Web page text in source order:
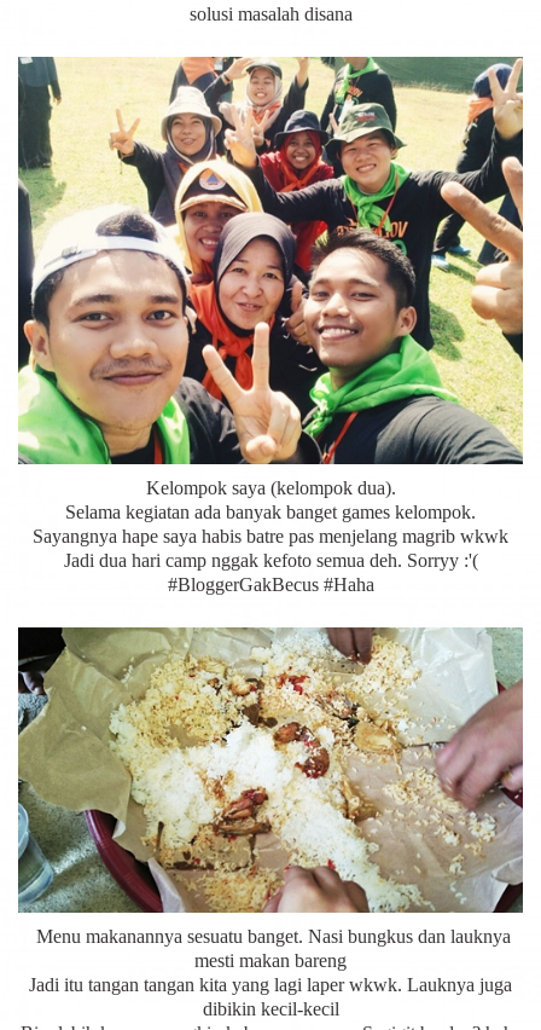
solusi masalah disana
Kelompok saya (kelompok dua).
Selama kegiatan ada banyak banget games kelompok.
Sayangnya hape saya habis batre pas menjelang magrib wkwk
Jadi dua hari camp nggak kefoto semua deh. Sorryy :'(
#BloggerGakBecus #Haha
Menu makanannya sesuatu banget. Nasi bungkus dan lauknya
mesti makan bareng
Jadi itu tangan tangan kita yang lagi laper wkwk. Lauknya juga
dibikin kecil-kecil